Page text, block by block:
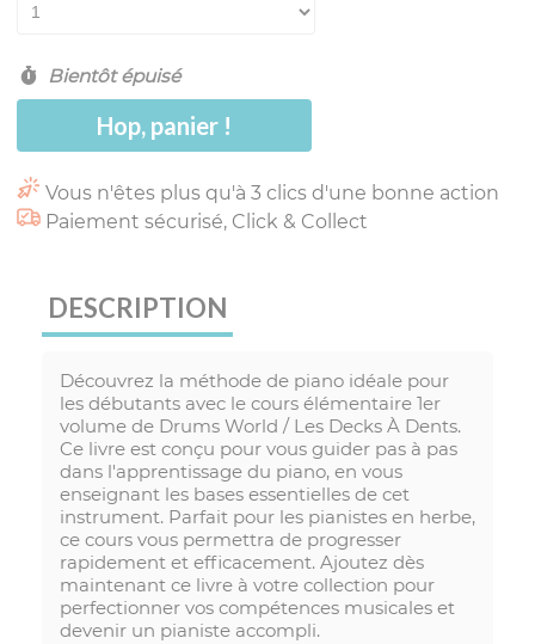
Bientôt épuisé
Hop, panier !
Vous n'êtes plus qu'à 3 clics d'une bonne action
Paiement sécurisé, Click & Collect
DESCRIPTION
Découvrez la méthode de piano idéale pour
les débutants avec le cours élémentaire 1er
volume de Drums World / Les Decks À Dents.
Ce livre est conçu pour vous guider pas à pas
dans l'apprentissage du piano, en vous
enseignant les bases essentielles de cet
instrument. Parfait pour les pianistes en herbe,
ce cours vous permettra de progresser
rapidement et efficacement. Ajoutez dès
maintenant ce livre à votre collection pour
perfectionner vos compétences musicales et
devenir un pianiste accompli.